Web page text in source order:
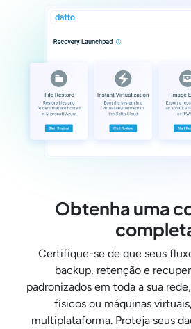
Obtenha uma
Certifique-se de que seus
backup, retenção e
padronizados em toda a sua
físicos ou máquinas
multiplataforma. Proteja seus